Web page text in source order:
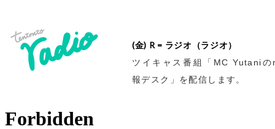
(金) R = ラジオ（ラジオ）
ツイキャス番組「MC Yutani
報デスク」を配信します。